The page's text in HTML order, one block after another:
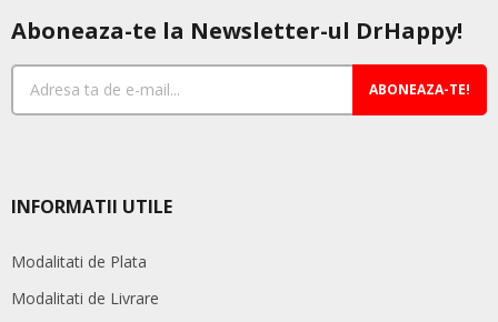
Aboneaza-te la Newsletter-ul DrHappy!
ABONEAZA-TE!
INFORMATII UTILE
Modalitati de Plata
Modalitati de Livrare